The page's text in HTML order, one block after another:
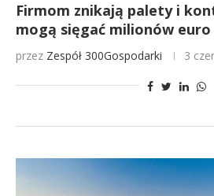
Firmom znikają palety i
mogą sięgać milionów euro
przez Zespół 300Gospodarki 3